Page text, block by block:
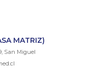
MATRIZ)
San Miguel